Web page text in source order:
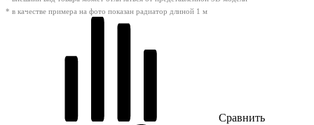
* в качестве примера на фото показан радиатор длиной 1 м
Сравнить